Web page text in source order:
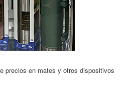
precios en mates y otros dispositivos